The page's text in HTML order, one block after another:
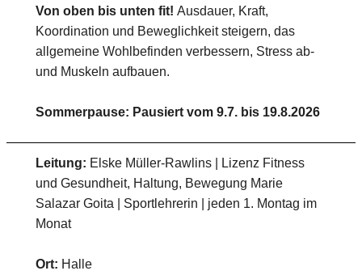
Von oben bis unten fit! Ausdauer, Kraft,
Koordination und Beweglichkeit steigern, das
allgemeine Wohlbefinden verbessern, Stress ab-
und Muskeln aufbauen.
Sommerpause: Pausiert vom 9.7. bis 19.8.2026
Leitung: Elske Müller-Rawlins | Lizenz Fitness
und Gesundheit, Haltung, Bewegung Marie
Salazar Goita | Sportlehrerin | jeden 1. Montag im
Monat
Ort: Halle